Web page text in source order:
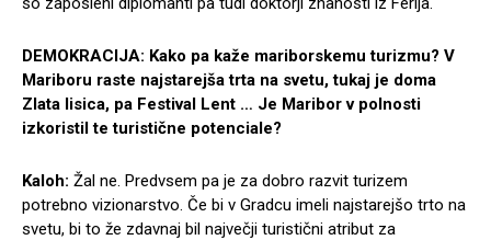
DEMOKRACIJA: Kako pa kaže mariborskemu turizmu? V
Mariboru raste najstarejša trta na svetu, tukaj je doma
Zlata lisica, pa Festival Lent … Je Maribor v polnosti
izkoristil te turistične potenciale?
Kaloh: Žal ne. Predvsem pa je za dobro razvit turizem
potrebno vizionarstvo. Če bi v Gradcu imeli najstarejšo trto na
svetu, bi to že zdavnaj bil največji turistični atribut za